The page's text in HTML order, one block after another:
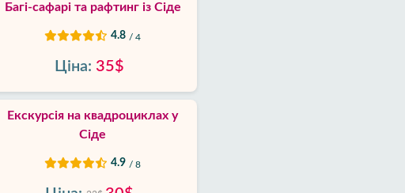
Багі-сафарі та рафтинг із Сіде
4.8 / 4
Ціна: 35$
Екскурсія на квадроциклах у
Сіде
4.9 / 8